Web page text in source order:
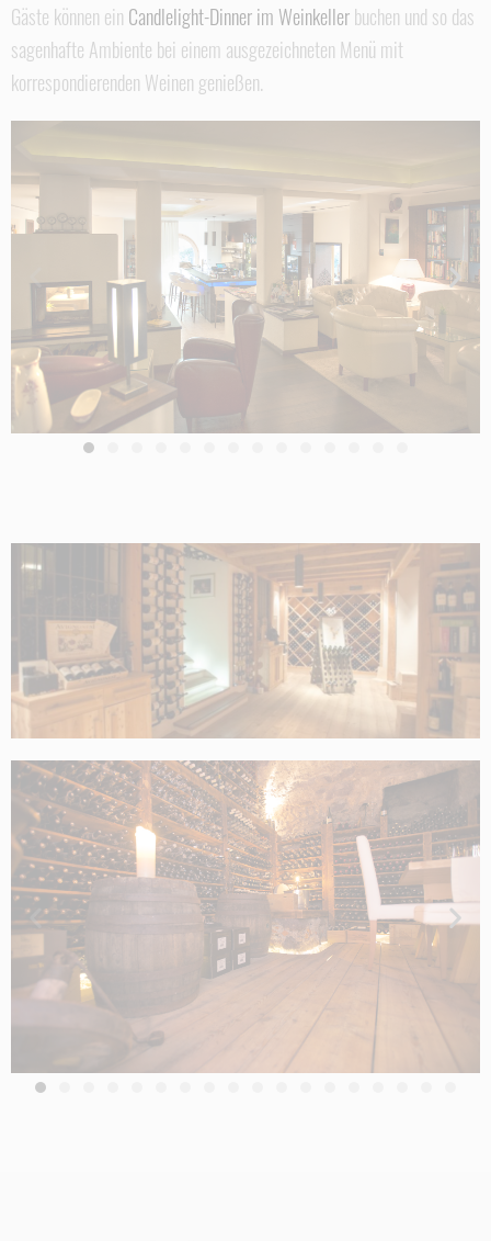
Gäste können ein Candlelight-Dinner im Weinkellerbuchen und so das
sagenhafte Ambiente bei einem ausgezeichneten Menü mit
korrespondierenden Weinen genießen.